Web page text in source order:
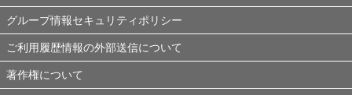
グループ情報セキュリティポリシー
ご利用履歴情報の外部送信について
著作権について